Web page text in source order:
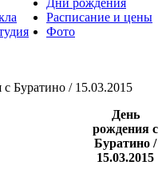
Дни рождения
Расписание и цены
Фото
Буратино / 15.03.2015
День
рождения с
Буратино /
15.03.2015